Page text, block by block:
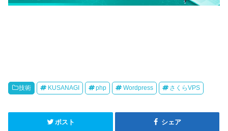
技術 KUSANAGI php Wordpress さくらVPS
ポスト シェア